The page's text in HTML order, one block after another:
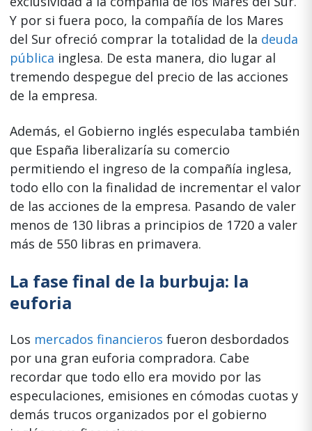
Y por si fuera poco, la compañía de los Mares
del Sur ofreció comprar la totalidad de la deuda
pública inglesa. De esta manera, dio lugar al
tremendo despegue del precio de las acciones
de la empresa.
Además, el Gobierno inglés especulaba también
que España liberalizaría su comercio
permitiendo el ingreso de la compañía inglesa,
todo ello con la finalidad de incrementar el valor
de las acciones de la empresa. Pasando de valer
menos de 130 libras a principios de 1720 a valer
más de 550 libras en primavera.
La fase final de la burbuja: la
euforia
Los mercados financieros fueron desbordados
por una gran euforia compradora. Cabe
recordar que todo ello era movido por las
especulaciones, emisiones en cómodas cuotas y
demás trucos organizados por el gobierno